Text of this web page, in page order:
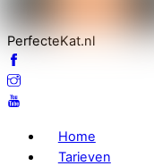
PerfecteKat.nl
Home
Tarieven